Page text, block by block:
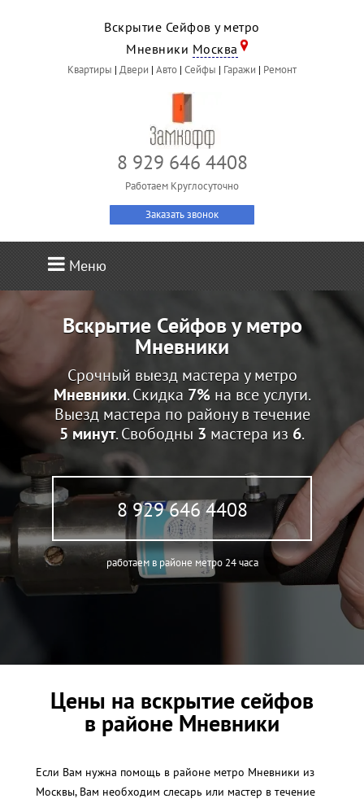
Вскрытие Сейфов у метро
Мневники Москва
Квартиры | Двери | Авто | Сейфы | Гаражи | Ремонт
8 929 646 4408
Работаем Круглосуточно
Заказать звонок
Меню
Вскрытие Сейфов у метро
Мневники
Срочный выезд мастера у метро
Мневники. Скидка 7%на все услуги.
Выезд мастера по району в течение
5 минут. Свободны 3 мастера из 6.
8 929 646 4408
работаем в районе метро 24 часа
Цены на вскрытие сейфов
в районе Мневники
Если Вам нужна помощь в районе метро Мневники из
Москвы, Вам необходим слесарь или мастер в течение